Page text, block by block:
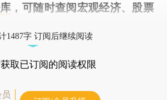
，可随时查阅宏观经济、股票
1487字 订阅后继续阅读
取已订阅的阅读权限